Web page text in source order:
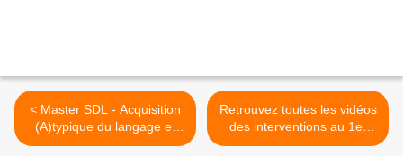
< Master SDL - Acquisition
(A)typique du langage et
linguistique formelle -
Retrouvez toutes les vidéos
des interventions au 1er
Colloque du Conseil